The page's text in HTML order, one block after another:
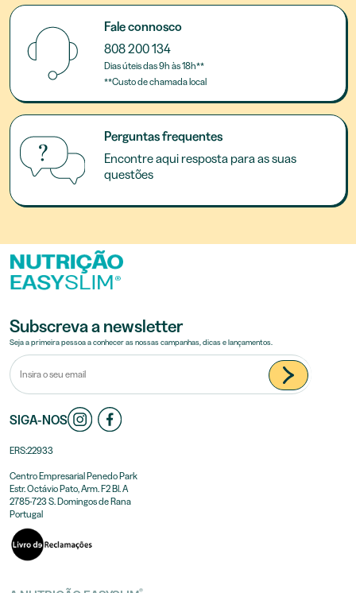
Fale connosco
808 200 134
Dias úteis das 9h às 18h**
**Custo de chamada local
Perguntas frequentes
Encontre aqui resposta para as suas
questões
Subscreva a newsletter
Seja a primeira pessoa a conhecer as nossas campanhas, dicas e lançamentos.
SIGA-NOS
ERS:22933
Centro Empresarial Penedo Park
Estr. Octávio Pato, Arm. F2 Bl. A
2785-723 S. Domingos de Rana
Portugal